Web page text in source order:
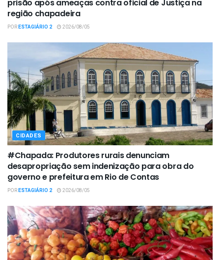
prisão após ameaças contra oficial de Justiça na
região chapadeira
PORESTAGIÁRIO 2 2026/08/05
CIDADES
#Chapada: Produtores rurais denunciam
desapropriação sem indenização para obra do
governo e prefeitura em Rio de Contas
PORESTAGIÁRIO 2 2026/08/05